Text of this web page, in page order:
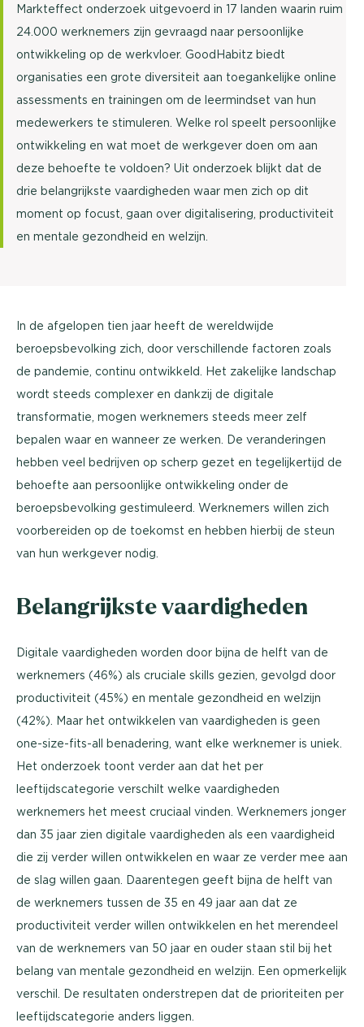
Markteffect onderzoek uitgevoerd in 17 landen waarin ruim
24.000 werknemers zijn gevraagd naar persoonlijke
ontwikkeling op de werkvloer. GoodHabitz biedt
organisaties een grote diversiteit aan toegankelijke online
assessments en trainingen om de leermindset van hun
medewerkers te stimuleren. Welke rol speelt persoonlijke
ontwikkeling en wat moet de werkgever doen om aan
deze behoefte te voldoen? Uit onderzoek blijkt dat de
drie belangrijkste vaardigheden waar men zich op dit
moment op focust, gaan over digitalisering, productiviteit
en mentale gezondheid en welzijn.
In de afgelopen tien jaar heeft de wereldwijde
beroepsbevolking zich, door verschillende factoren zoals
de pandemie, continu ontwikkeld. Het zakelijke landschap
wordt steeds complexer en dankzij de digitale
transformatie, mogen werknemers steeds meer zelf
bepalen waar en wanneer ze werken. De veranderingen
hebben veel bedrijven op scherp gezet en tegelijkertijd de
behoefte aan persoonlijke ontwikkeling onder de
beroepsbevolking gestimuleerd. Werknemers willen zich
voorbereiden op de toekomst en hebben hierbij de steun
van hun werkgever nodig.
Belangrijkste vaardigheden
Digitale vaardigheden worden door bijna de helft van de
werknemers (46%) als cruciale skills gezien, gevolgd door
productiviteit (45%) en mentale gezondheid en welzijn
(42%). Maar het ontwikkelen van vaardigheden is geen
one-size-fits-all benadering, want elke werknemer is uniek.
Het onderzoek toont verder aan dat het per
leeftijdscategorie verschilt welke vaardigheden
werknemers het meest cruciaal vinden. Werknemers jonger
dan 35 jaar zien digitale vaardigheden als een vaardigheid
die zij verder willen ontwikkelen en waar ze verder mee aan
de slag willen gaan. Daarentegen geeft bijna de helft van
de werknemers tussen de 35 en 49 jaar aan dat ze
productiviteit verder willen ontwikkelen en het merendeel
van de werknemers van 50 jaar en ouder staan stil bij het
belang van mentale gezondheid en welzijn. Een opmerkelijk
verschil. De resultaten onderstrepen dat de prioriteiten per
leeftijdscategorie anders liggen.